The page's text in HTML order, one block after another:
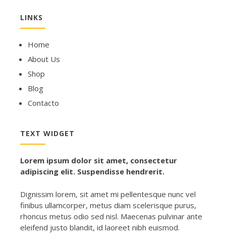
LINKS
Home
About Us
Shop
Blog
Contacto
TEXT WIDGET
Lorem ipsum dolor sit amet, consectetur
adipiscing elit. Suspendisse hendrerit.
Dignissim lorem, sit amet mi pellentesque nunc vel
finibus ullamcorper, metus diam scelerisque purus,
rhoncus metus odio sed nisl. Maecenas pulvinar ante
eleifend justo blandit, id laoreet nibh euismod.